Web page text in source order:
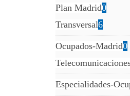
Plan Madrid0
Transversal6
Ocupados-Madrid0
Especialidades-